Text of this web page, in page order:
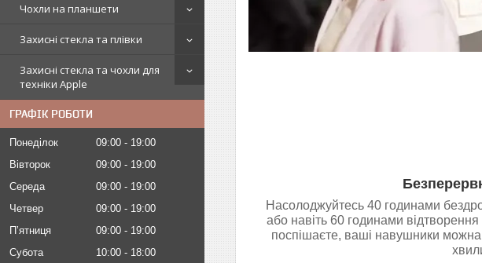
Чохли на планшети
Захисні стекла та плівки
Захисні стекла та чохли для
техніки Apple
ГРАФІК РОБОТИ
Понеділок 09:00
19:00
Вівторок
09:00
19:00
Середа
09:00
19:00
Четвер
09:00
19:00
Пʼятниця
09:00
19:00
Субота
10:00
18:00
Насолоджуйтесь 40 годинами
або навіть 60 годинами
поспішаєте, ваші навушники